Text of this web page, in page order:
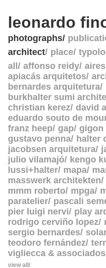
leonardo
photographs
architect place
all
affonso reidy
apiacás arquitetos
bernardes arquitetura
burkhalter sumi
christian kerez david
eduardo souto de
franz heep gap gigon
gustavo penna
halter
jacobsen arquitetura
julio vilamajó
kengo
lussi+halter mapa
masswerk architekten
mmm roberto mpga
paratelier pascali
pier luigi nervi
play
rodrigo cerviño lopez
sergio bernardes
teodoro fernández
vigliecca & associados
view all